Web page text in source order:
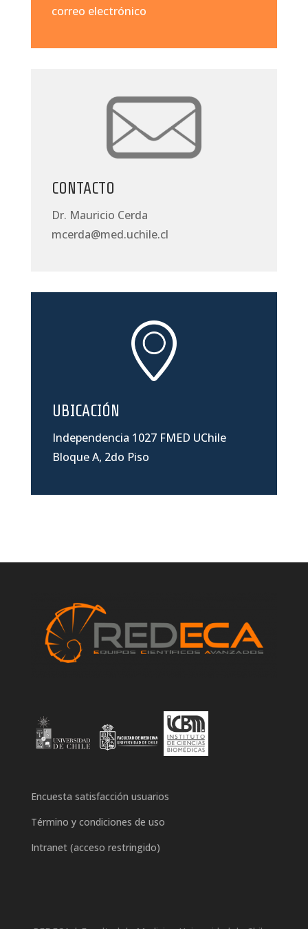
correo electrónico
CONTACTO
Dr. Mauricio Cerda
mcerda@med.uchile.cl
UBICACIÓN
Independencia 1027 FMED UChile
Bloque A, 2do Piso
Encuesta satisfacción usuarios
Término y condiciones de uso
Intranet (acceso restringido)